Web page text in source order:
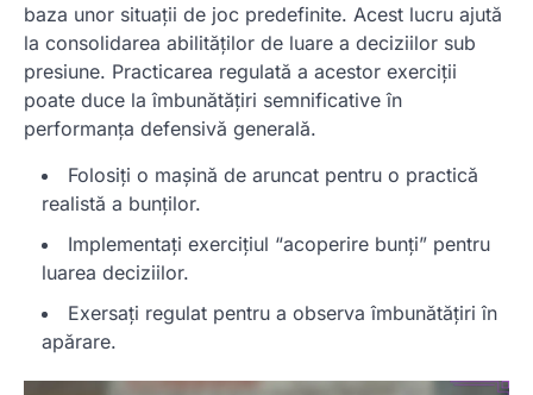
baza unor situații de joc predefinite. Acest lucru ajută
la consolidarea abilităților de luare a deciziilor sub
presiune. Practicarea regulată a acestor exerciții
poate duce la îmbunătățiri semnificative în
performanța defensivă generală.
Folosiți o mașină de aruncat pentru o practică
realistă a bunților.
Implementați exercițiul “acoperire bunți” pentru
luarea deciziilor.
Exersați regulat pentru a observa îmbunătățiri în
apărare.